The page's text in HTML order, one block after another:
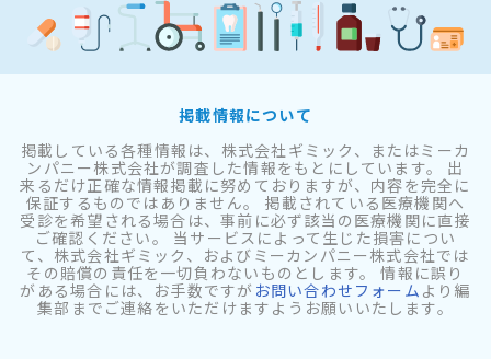
掲載情報について
掲載している各種情報は、株式会社ギミック、またはミーカ
ンパニー株式会社が調査した情報をもとにしています。 出
来るだけ正確な情報掲載に努めておりますが、内容を完全に
保証するものではありません。 掲載されている医療機関へ
受診を希望される場合は、事前に必ず該当の医療機関に直接
ご確認ください。 当サービスによって生じた損害につい
て、株式会社ギミック、およびミーカンパニー株式会社では
その賠償の責任を一切負わないものとします。 情報に誤り
がある場合には、お手数ですが お問い合わせフォーム より編
集部までご連絡をいただけますようお願いいたします。